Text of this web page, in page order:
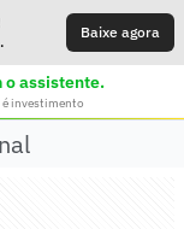
Baixe agora
o assistente.
é investimento